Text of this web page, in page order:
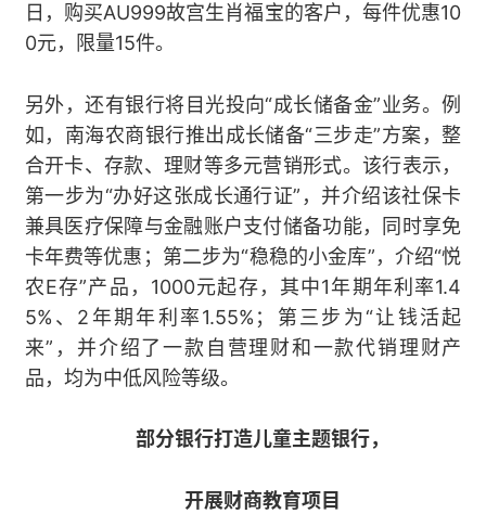
日，购买AU999故宫生肖福宝的客户，每件优惠10
0元，限量15件。
另外，还有银行将目光投向“成长储备金”业务。例
如，南海农商银行推出成长储备“三步走”方案，整
合开卡、存款、理财等多元营销形式。该行表示，
第一步为“办好这张成长通行证”，并介绍该社保卡
兼具医疗保障与金融账户支付储备功能，同时享免
卡年费等优惠；第二步为“稳稳的小金库”，介绍“悦
农E存”产品，1000元起存，其中1年期年利率1.4
5%、2年期年利率1.55%；第三步为“让钱活起
来”，并介绍了一款自营理财和一款代销理财产
品，均为中低风险等级。
部分银行打造儿童主题银行，
开展财商教育项目